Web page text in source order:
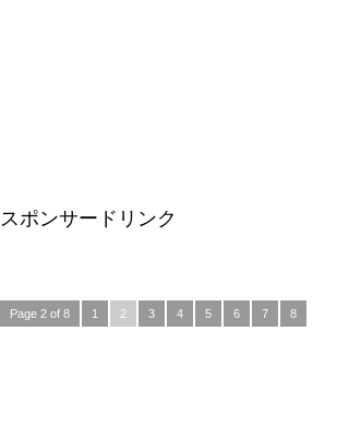
スポンサードリンク
Page 2 of 8 1 2 3 4 5 6 7 8